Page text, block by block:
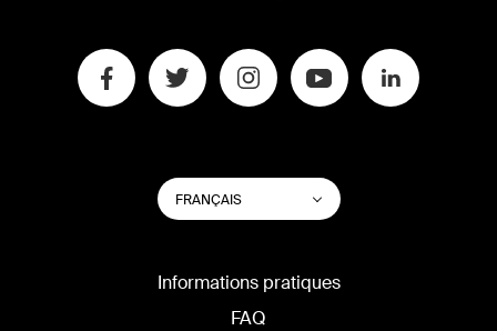
CHANGER
LA
LANGUE
FRANÇAIS Lister les actions
Informations pratiques
FAQ